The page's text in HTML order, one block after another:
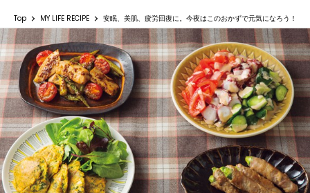
Top MY LIFE RECIPE 安眠、美肌、疲労回復に。今夜はこのおかずで元気になろう！